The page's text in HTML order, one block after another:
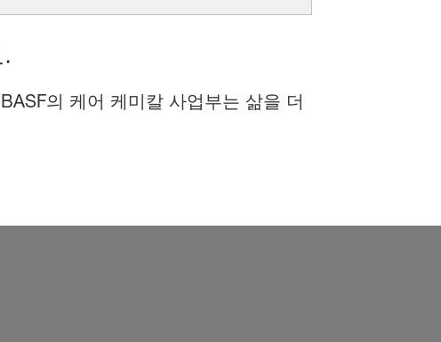
의 케어 케미칼 사업부는 삶을 더